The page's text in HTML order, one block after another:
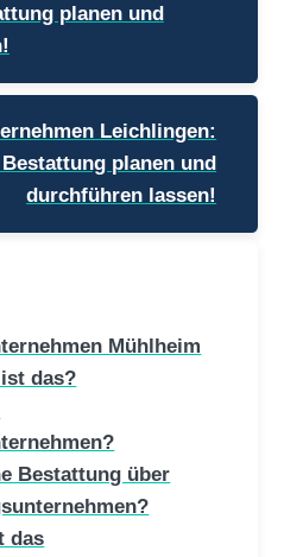
planen und
Leichlingen:
planen und
durchführen lassen!
Mühlheim
das?
Bestattung über
das